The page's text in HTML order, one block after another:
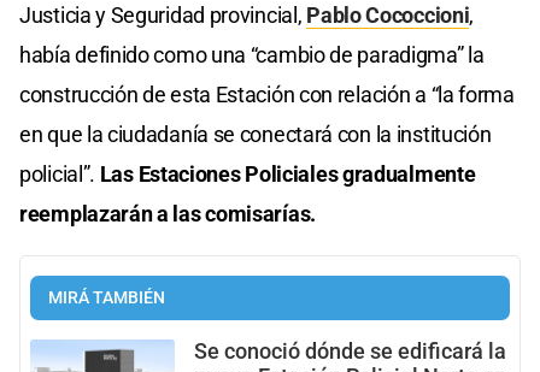
Justicia y Seguridad provincial, Pablo Cococcioni,
había definido como una “cambio de paradigma” la
construcción de esta Estación con relación a “la forma
en que la ciudadanía se conectará con la institución
policial”. Las Estaciones Policiales gradualmente
reemplazarán a las comisarías.
MIRÁ TAMBIÉN
Se conoció dónde se edificará la